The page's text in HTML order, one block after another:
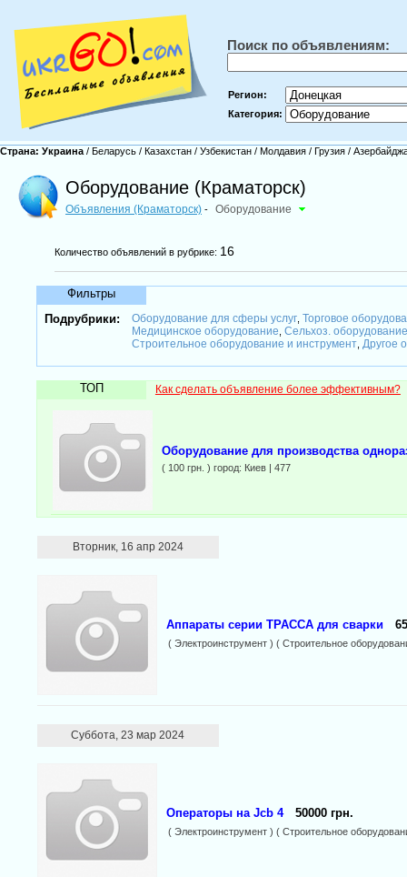
Поиск по объявлениям:
Регион:
Категория:
Страна: Украина / Беларусь / Казахстан / Узбекистан / Молдавия / Грузия /
Оборудование (Краматорск)
Объявления (Краматорск) - Оборудование
Количество объявлений в рубрике: 16
Фильтры
Подрубрики:
Оборудование для сферы услуг, Торговое
Медицинское оборудование Сельхоз.
Строительное оборудование и инструмент, Другое
ТОП Как сделать объявление более эффективным?
Оборудование для производства
( 100 грн. ) город: Киев | 477
Вторник, 16 апр 2024
Аппараты серии ТРАССА для сварки
( Электроинструмент ) ( Строительное
Суббота, 23 мар 2024
Операторы на Jcb 4 50000 грн.
( Электроинструмент ) ( Строительное